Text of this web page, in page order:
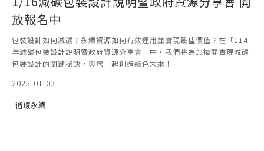
放報名中
包裝設計如何減碳？永續資源如何有效運用並實現最佳價值？在「114
年減碳包裝設計說明暨政府資源分享會」中，我們將為您揭開實現減碳
包裝設計的關鍵秘訣，與您一起創造綠色未來！
2025-01-03
循環永續